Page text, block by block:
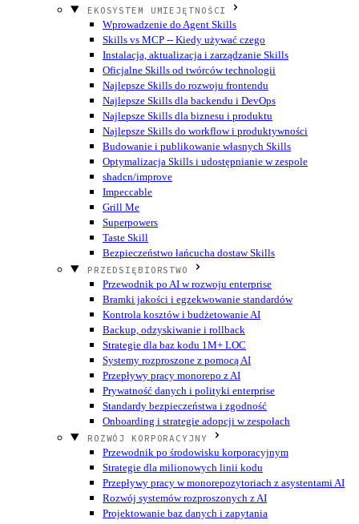
EKOSYSTEM UMIEJĘTNOŚCI
Wprowadzenie do Agent Skills
Skills vs MCP -- Kiedy używać czego
Instalacja, aktualizacja i zarządzanie Skills
Oficjalne Skills od twórców technologii
Najlepsze Skills do rozwoju frontendu
Najlepsze Skills dla backendu i DevOps
Najlepsze Skills dla biznesu i produktu
Najlepsze Skills do workflow i produktywności
Budowanie i publikowanie własnych Skills
Optymalizacja Skills i udostępnianie w zespole
shadcn/improve
Impeccable
Grill Me
Superpowers
Taste Skill
Bezpieczeństwo łańcucha dostaw Skills
PRZEDSIĘBIORSTWO
Przewodnik po AI w rozwoju enterprise
Bramki jakości i egzekwowanie standardów
Kontrola kosztów i budżetowanie AI
Backup, odzyskiwanie i rollback
Strategie dla baz kodu 1M+ LOC
Systemy rozproszone z pomocą AI
Przepływy pracy monorepo z AI
Prywatność danych i polityki enterprise
Standardy bezpieczeństwa i zgodność
Onboarding i strategie adopcji w zespołach
ROZWÓJ KORPORACYJNY
Przewodnik po środowisku korporacyjnym
Strategie dla milionowych linii kodu
Przepływy pracy w monorepozytoriach z asystentami AI
Rozwój systemów rozproszonych z AI
Projektowanie baz danych i zapytania